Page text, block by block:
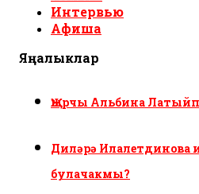
Интервью
Афиша
Яңалыклар
Җырчы Альбина
Диләрә Илалетдинова
булачакмы?